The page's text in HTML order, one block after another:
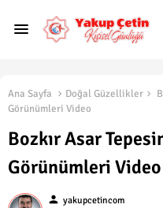
Ana Sayfa Doğal Güzellikler
Görünümleri Video
Bozkır Asar
Görünümleri Video
person yakupcetincom